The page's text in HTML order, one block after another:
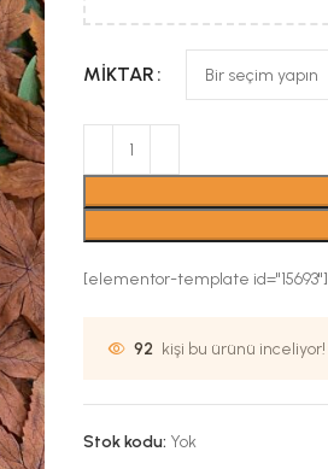
MIKTAR
[elementor-template id="15693"]
92 kişi bu ürünü inceliyor!
Stok kodu: Yok